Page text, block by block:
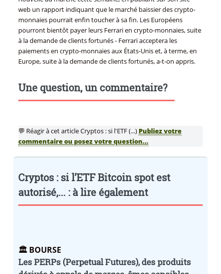
web un rapport indiquant que le marché baissier des crypto-
monnaies pourrait enfin toucher à sa fin. Les Européens
pourront bientôt payer leurs Ferrari en crypto-monnaies, suite
à la demande de clients fortunés - Ferrari acceptera les
paiements en crypto-monnaies aux États-Unis et, à terme, en
Europe, suite à la demande de clients fortunés, a-t-on appris.
Une question, un commentaire?
💬 Réagir à cet article Cryptos : si l'ETF (...) Publiez votre
commentaire ou posez votre question...
Cryptos : si l’ETF Bitcoin spot est
autorisé,... : à lire également
🏛️ BOURSE
Les PERPs (Perpetual Futures), des produits